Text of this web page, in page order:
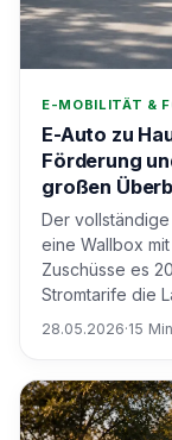
E-MOBILITÄT &
E-Auto zu
Förderung
großen
Der
eine Wallbox
Zuschüsse es
Stromtarife die
28.05.2026·15